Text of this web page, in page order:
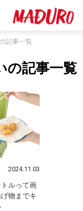
記事一覧
の記事一覧
2024.11.03
トルって画
物までキ